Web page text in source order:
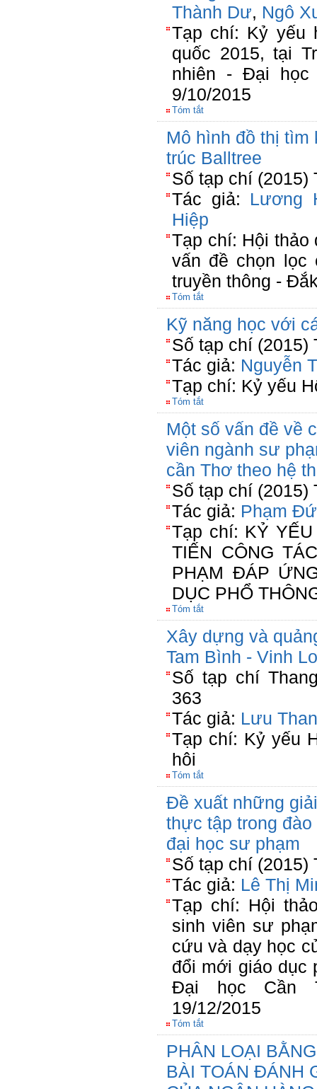
Thành Dư, Ngô
Tạp chí: Kỷ yếu
quốc 2015, tại
nhiên - Đại học
9/10/2015
Tóm tắt
Mô hình đồ thị
trúc Balltree
Số tạp chí (2015)
Tác giả: Lương
Hiệp
Tạp chí: Hội thảo
vấn đề chọn lọc
truyền thông -
Tóm tắt
Kỹ năng học với
Số tạp chí (2015)
Tác giả: Nguyễn
Tạp chí: Kỷ yếu
Tóm tắt
Một số vấn đề về
viên ngành sư
cần Thơ theo hệ
Số tạp chí (2015)
Tác giả: Phạm
Tạp chí: KỶ
TIẾN CÔNG
PHẠM ĐÁP
DỤC PHỔ
Tóm tắt
Xây dựng và
Tam Bình - Vinh
Số tạp chí
363
Tác giả: Lưu
Tạp chí: Kỷ yếu
hôi
Tóm tắt
Đề xuất những
thực tập trong
đại học sư phạm
Số tạp chí (2015)
Tác giả: Lê Thị
Tạp chí: Hội
sinh viên sư
cứu và dạy học
đổi mới giáo dục
Đại học Cần
19/12/2015
Tóm tắt
PHÂN LOẠI
BÀI TOÁN ĐÁNH